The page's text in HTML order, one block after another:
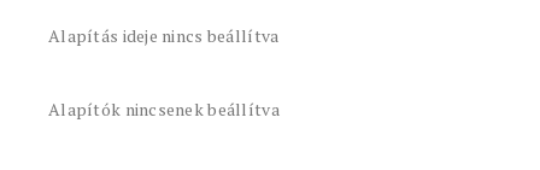
Alapítás ideje nincs beállítva
Alapítók nincsenek beállítva